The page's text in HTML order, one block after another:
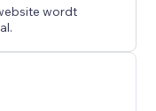
wordt